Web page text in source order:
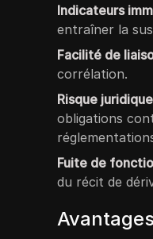
Indicateurs
entraîner la
Facilité de
corrélation.
Risque
obligations
Fuite de
du récit de